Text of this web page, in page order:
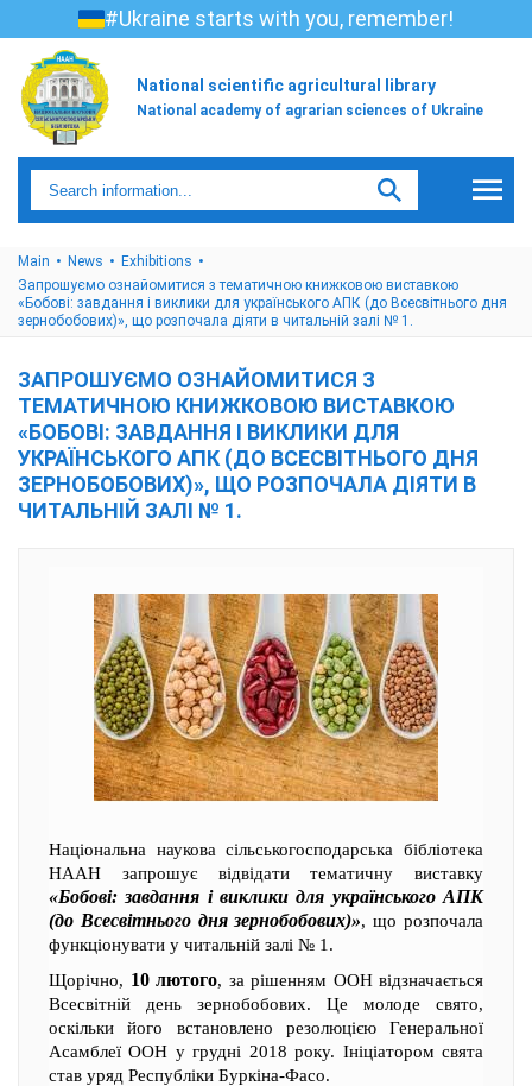
#Ukraine starts with you, remember!
National scientific agricultural library
National academy of agrarian sciences of Ukraine
Main News
Exhibitions
Запрошуємо ознайомитися з тематичною книжковою виставкою
«Бобові: завдання і виклики для українського АПК (до Всесвітнього дня
зернобобових)», що розпочала діяти в читальній залі № 1.
ЗАПРОШУЄМО ОЗНАЙОМИТИСЯ З
ТЕМАТИЧНОЮ КНИЖКОВОЮ ВИСТАВКОЮ
«БОБОВІ: ЗАВДАННЯ І ВИКЛИКИ ДЛЯ
УКРАЇНСЬКОГО АПК (ДО ВСЕСВІТНЬОГО ДНЯ
ЗЕРНОБОБОВИХ)», ЩО РОЗПОЧАЛА ДІЯТИ В
ЧИТАЛЬНІЙ ЗАЛІ № 1.
Національна наукова сільськогосподарська бібліотека
НААН запрошує відвідати тематичну виставку
«Бобові: завдання і виклики для українського АПК
(до Всесвітнього дня зернобобових)», що розпочала
функціонувати у читальній залі № 1.
Щорічно, 10 лютого, за рішенням ООН відзначається
Всесвітній день зернобобових. Це молоде свято,
оскільки його встановлено резолюцією Генеральної
Асамблеї ООН у грудні 2018 року. Ініціатором свята
став уряд Республіки Буркіна-Фасо.